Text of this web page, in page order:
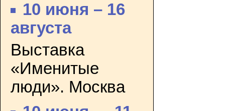
10 июня – 16
августа
Выставка
«Именитые
люди». Москва